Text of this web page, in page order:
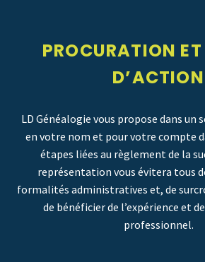
PROCURATION
D’ACTION
LD Généalogie vous propose dans un
en votre nom et pour votre compte
étapes liées au règlement de la
représentation vous évitera tous
formalités administratives et, de
de bénéficier de l’expérience et
professionnel.